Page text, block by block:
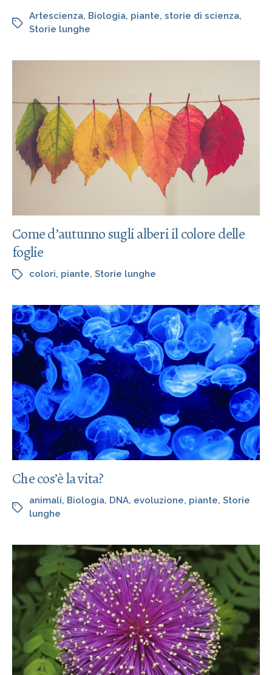
Artescienza, Biologia, piante, storie di scienza,
Storie lunghe
Come d’autunno sugli alberi il colore delle
foglie
colori, piante, Storie lunghe
Che cos’è la vita?
animali, Biologia, DNA, evoluzione, piante, Storie
lunghe